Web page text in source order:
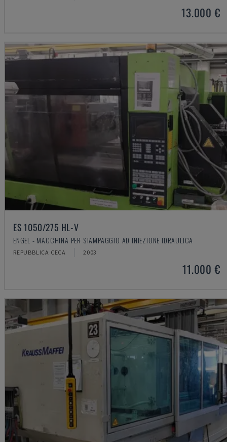
13.000 €
ES 1050/275 HL-V
ENGEL - MACCHINA PER STAMPAGGIO AD INIEZIONE IDRAULICA
REPUBBLICA CECA 2003
11.000 €